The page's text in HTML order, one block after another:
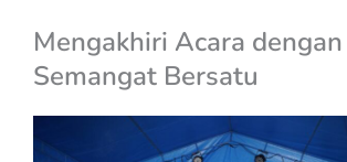
Mengakhiri Acara dengan
Semangat Bersatu